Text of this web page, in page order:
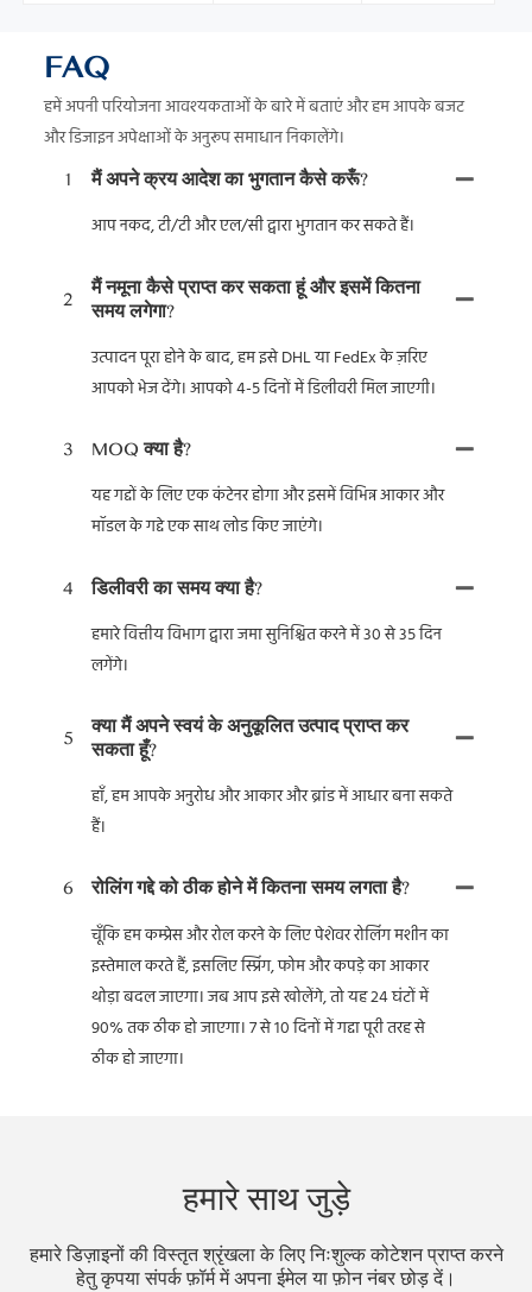
FAQ
हमें अपनी परियोजना आवश्यकताओं के बारे में बताएं और हम आपके बजट
और डिजाइन अपेक्षाओं के अनुरूप समाधान निकालेंगे।
1 मैं अपने क्रय आदेश का भुगतान कैसे करूँ?
आप नकद, टी/टी और एल/सी द्वारा भुगतान कर सकते हैं।
2
मैं नमूना कैसे प्राप्त कर सकता हूं और इसमें कितना
समय लगेगा?
उत्पादन पूरा होने के बाद, हम इसे DHL या FedEx के ज़रिए
आपको भेज देंगे। आपको 4-5 दिनों में डिलीवरी मिल जाएगी।
3 MOQ क्या है?
यह गद्दों के लिए एक कंटेनर होगा और इसमें विभिन्न आकार और
मॉडल के गद्दे एक साथ लोड किए जाएंगे।
4 डिलीवरी का समय क्या है?
हमारे वित्तीय विभाग द्वारा जमा सुनिश्चित करने में 30 से 35 दिन
लगेंगे।
5
क्या मैं अपने स्वयं के अनुकूलित उत्पाद प्राप्त कर
सकता हूँ?
हाँ, हम आपके अनुरोध और आकार और ब्रांड में आधार बना सकते
हैं।
6 रोलिंग गद्दे को ठीक होने में कितना समय लगता है?
चूँकि हम कम्प्रेस और रोल करने के लिए पेशेवर रोलिंग मशीन का
इस्तेमाल करते हैं, इसलिए स्प्रिंग, फोम और कपड़े का आकार
थोड़ा बदल जाएगा। जब आप इसे खोलेंगे, तो यह 24 घंटों में
90% तक ठीक हो जाएगा। 7 से 10 दिनों में गद्दा पूरी तरह से
ठीक हो जाएगा।
हमारे साथ जुड़े
हमारे डिज़ाइनों की विस्तृत श्रृंखला के लिए निःशुल्क कोटेशन प्राप्त करने
हेतु कृपया संपर्क फ़ॉर्म में अपना ईमेल या फ़ोन नंबर छोड़ दें।